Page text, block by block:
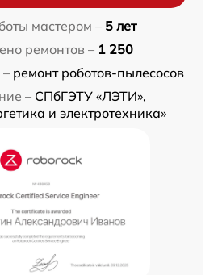
мастером – 5 лет
ремонтов – 1 250
ремонт роботов-пылесосов
– СПбГЭТУ «ЛЭТИ»,
и электротехника»